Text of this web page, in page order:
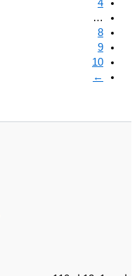
4
…
8
9
10
←